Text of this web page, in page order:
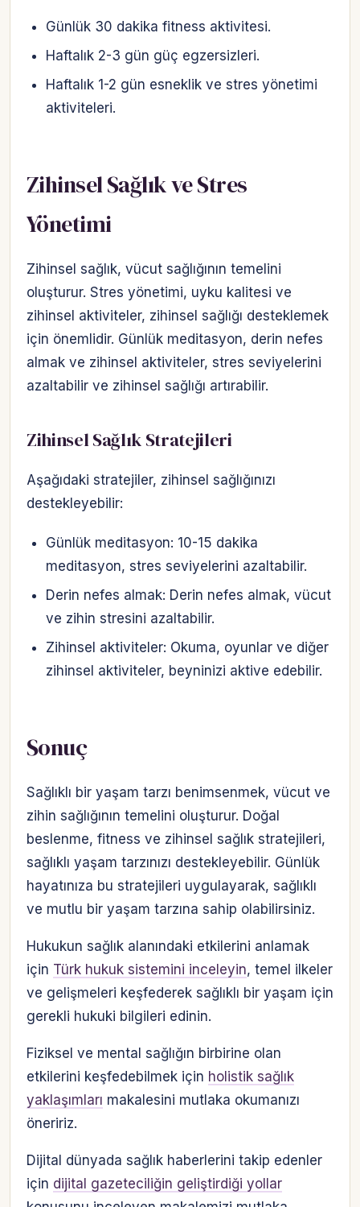
Günlük 30 dakika fitness aktivitesi.
Haftalık 2-3 gün güç egzersizleri.
Haftalık 1-2 gün esneklik ve stres yönetimi
aktiviteleri.
Zihinsel Sağlık ve Stres
Yönetimi
Zihinsel sağlık, vücut sağlığının temelini
oluşturur. Stres yönetimi, uyku kalitesi ve
zihinsel aktiviteler, zihinsel sağlığı desteklemek
için önemlidir. Günlük meditasyon, derin nefes
almak ve zihinsel aktiviteler, stres seviyelerini
azaltabilir ve zihinsel sağlığı artırabilir.
Zihinsel Sağlık Stratejileri
Aşağıdaki stratejiler, zihinsel sağlığınızı
destekleyebilir:
Günlük meditasyon: 10-15 dakika
meditasyon, stres seviyelerini azaltabilir.
Derin nefes almak: Derin nefes almak, vücut
ve zihin stresini azaltabilir.
Zihinsel aktiviteler: Okuma, oyunlar ve diğer
zihinsel aktiviteler, beyninizi aktive edebilir.
Sonuç
Sağlıklı bir yaşam tarzı benimsenmek, vücut ve
zihin sağlığının temelini oluşturur. Doğal
beslenme, fitness ve zihinsel sağlık stratejileri,
sağlıklı yaşam tarzınızı destekleyebilir. Günlük
hayatınıza bu stratejileri uygulayarak, sağlıklı
ve mutlu bir yaşam tarzına sahip olabilirsiniz.
Hukukun sağlık alanındaki etkilerini anlamak
için Türk hukuk sistemini inceleyin, temel ilkeler
ve gelişmeleri keşfederek sağlıklı bir yaşam için
gerekli hukuki bilgileri edinin.
Fiziksel ve mental sağlığın birbirine olan
etkilerini keşfedebilmek için holistik sağlık
yaklaşımları makalesini mutlaka okumanızı
öneririz.
Dijital dünyada sağlık haberlerini takip edenler
için dijital gazeteciliğin geliştirdiği yollar